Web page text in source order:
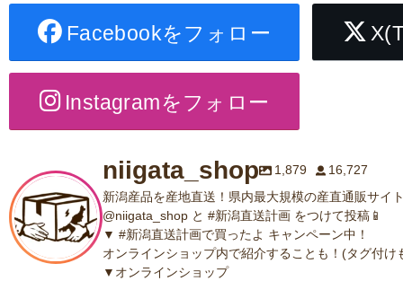
Facebookをフォロー
Instagramをフォロー
niigata_shop 1,879
16,727
新潟産品を産地直送！県内最大規模の産直通販サイ
@niigata_shop と #新潟直送計画 をつけて投稿📱
▼ #新潟直送計画で買ったよ キャンペーン中！
オンラインショップ内で紹介することも！(タグ付け
▼オンラインショップ